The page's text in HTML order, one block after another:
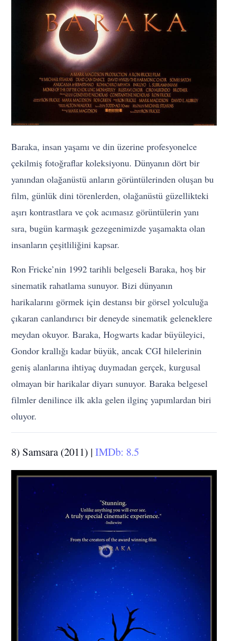
Baraka, insan yaşamı ve din üzerine profesyonelce
çekilmiş fotoğraflar koleksiyonu. Dünyanın dört bir
yanından olağanüstü anların görüntülerinden oluşan bu
film, günlük dini törenlerden, olağanüstü güzellikteki
aşırı kontrastlara ve çok acımasız görüntülerin yanı
sıra, bugün karmaşık gezegenimizde yaşamakta olan
insanların çeşitliliğini kapsar.
Ron Fricke’nin 1992 tarihli belgeseli Baraka, hoş bir
sinematik rahatlama sunuyor. Bizi dünyanın
harikalarını görmek için destansı bir görsel yolculuğa
çıkaran canlandırıcı bir deneyde sinematik geleneklere
meydan okuyor. Baraka, Hogwarts kadar büyüleyici,
Gondor krallığı kadar büyük, ancak CGI hilelerinin
geniş alanlarına ihtiyaç duymadan gerçek, kurgusal
olmayan bir harikalar diyarı sunuyor. Baraka belgesel
filmler denilince ilk akla gelen ilginç yapımlardan biri
oluyor.
8) Samsara (2011) |IMDb: 8.5